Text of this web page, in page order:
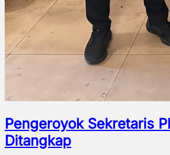
Pengeroyok Sekretaris
Ditangkap